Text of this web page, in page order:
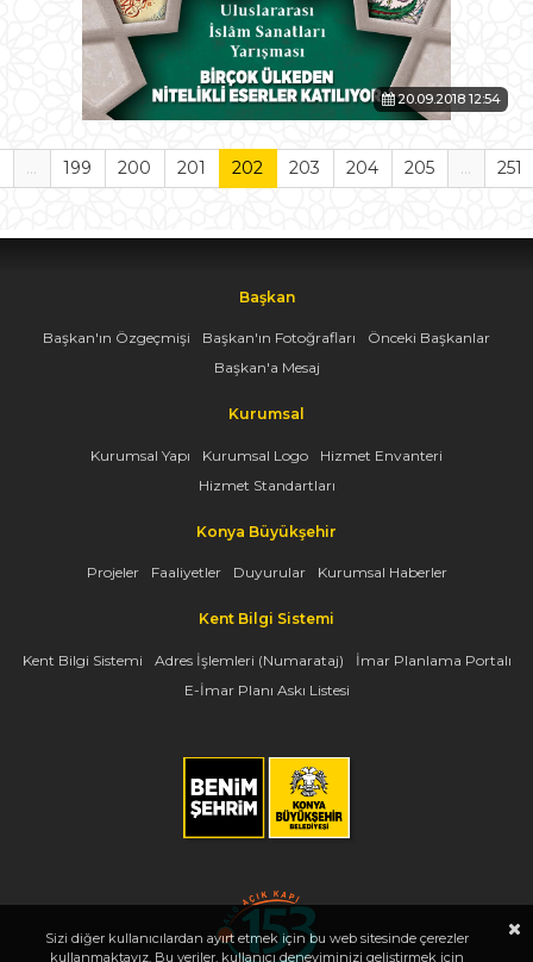
20.09.2018 12:54
... 199 200 201 202 203 204 205 ... 251
Başkan
Başkan'ın Özgeçmişi Başkan'ın Fotoğrafları
Önceki Başkanlar
Başkan'a Mesaj
Kurumsal
Kurumsal Yapı Kurumsal Logo
Hizmet Envanteri
Hizmet Standartları
Konya Büyükşehir
Projeler Faaliyetler Duyurular Kurumsal Haberler
Kent Bilgi Sistemi
Kent Bilgi Sistemi Adres İşlemleri (Numarataj)
İmar Planlama Portalı
E-İmar Planı Askı Listesi
Sizi diğer kullanıcılardan ayırt etmek için bu web sitesinde çerezler
kullanmaktayız. Bu veriler, kullanıcı deneyiminizi geliştirmek için